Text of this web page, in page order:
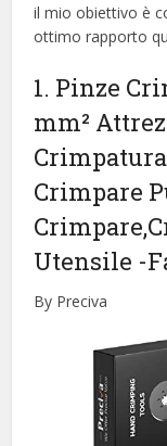
il mio obiettivo è
ottimo rapporto
1. Pinze
mm²
Crimpare
Utensile -
By Preciva